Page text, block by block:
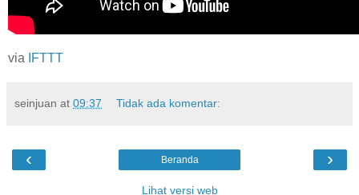
via IFTTT
seinjuan at 09:37 Tidak ada komentar:
‹ ›
Beranda
Lihat versi web